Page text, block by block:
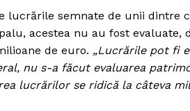
Un
FREEDOM
lucrările semnate de unii dintre
acestea nu au fost evaluate,
de euro. „Lucrările pot fi
nu s-a făcut evaluarea
lucrărilor se ridică la câteva